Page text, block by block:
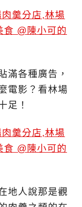
滿各種廣告，
電影？看林場
足！
地人說那是觀